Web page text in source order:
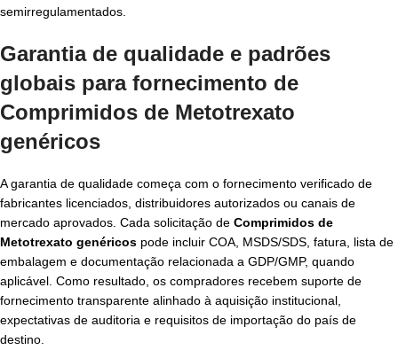
semirregulamentados.
Garantia de qualidade e padrões
globais para fornecimento de
Comprimidos de Metotrexato
genéricos
A garantia de qualidade começa com o fornecimento verificado de
fabricantes licenciados, distribuidores autorizados ou canais de
mercado aprovados. Cada solicitação de Comprimidos de
Metotrexato genéricos pode incluir COA, MSDS/SDS, fatura, lista de
embalagem e documentação relacionada a GDP/GMP, quando
aplicável. Como resultado, os compradores recebem suporte de
fornecimento transparente alinhado à aquisição institucional,
expectativas de auditoria e requisitos de importação do país de
destino.